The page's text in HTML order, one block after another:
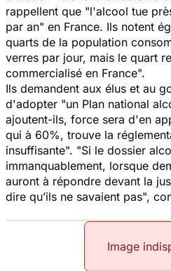
rappellent que "l'alcool tue
par an" en France. Ils notent
quarts de la population
verres par jour, mais le quart
commercialisé en France".
Ils demandent aux élus et au
d'adopter "un Plan national
ajoutent-ils, force sera d'en
qui à 60%, trouve la
insuffisante". "Si le dossier
immanquablement, lorsque
auront à répondre devant la
dire qu’ils ne savaient pas",
Image